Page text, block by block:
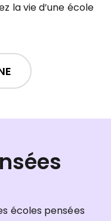
la vie d’une école
écoles pensées